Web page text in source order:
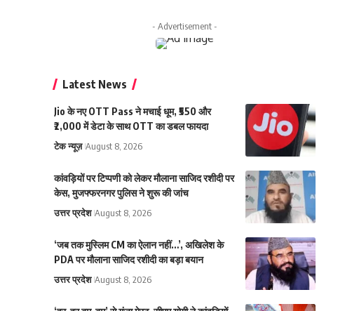
- Advertisement -
Latest News
Jio के नए OTT Pass ने मचाई धूम, ₹550 और
₹2,000 में डेटा के साथ OTT का डबल फायदा
टेक न्यूज़ August 8, 2026
कांवड़ियों पर टिप्पणी को लेकर मौलाना साजिद रशीदी पर
केस, मुजफ्फरनगर पुलिस ने शुरू की जांच
उत्तर प्रदेश August 8, 2026
‘जब तक मुस्लिम CM का ऐलान नहीं…’, अखिलेश के
PDA पर मौलाना साजिद रशीदी का बड़ा बयान
उत्तर प्रदेश August 8, 2026